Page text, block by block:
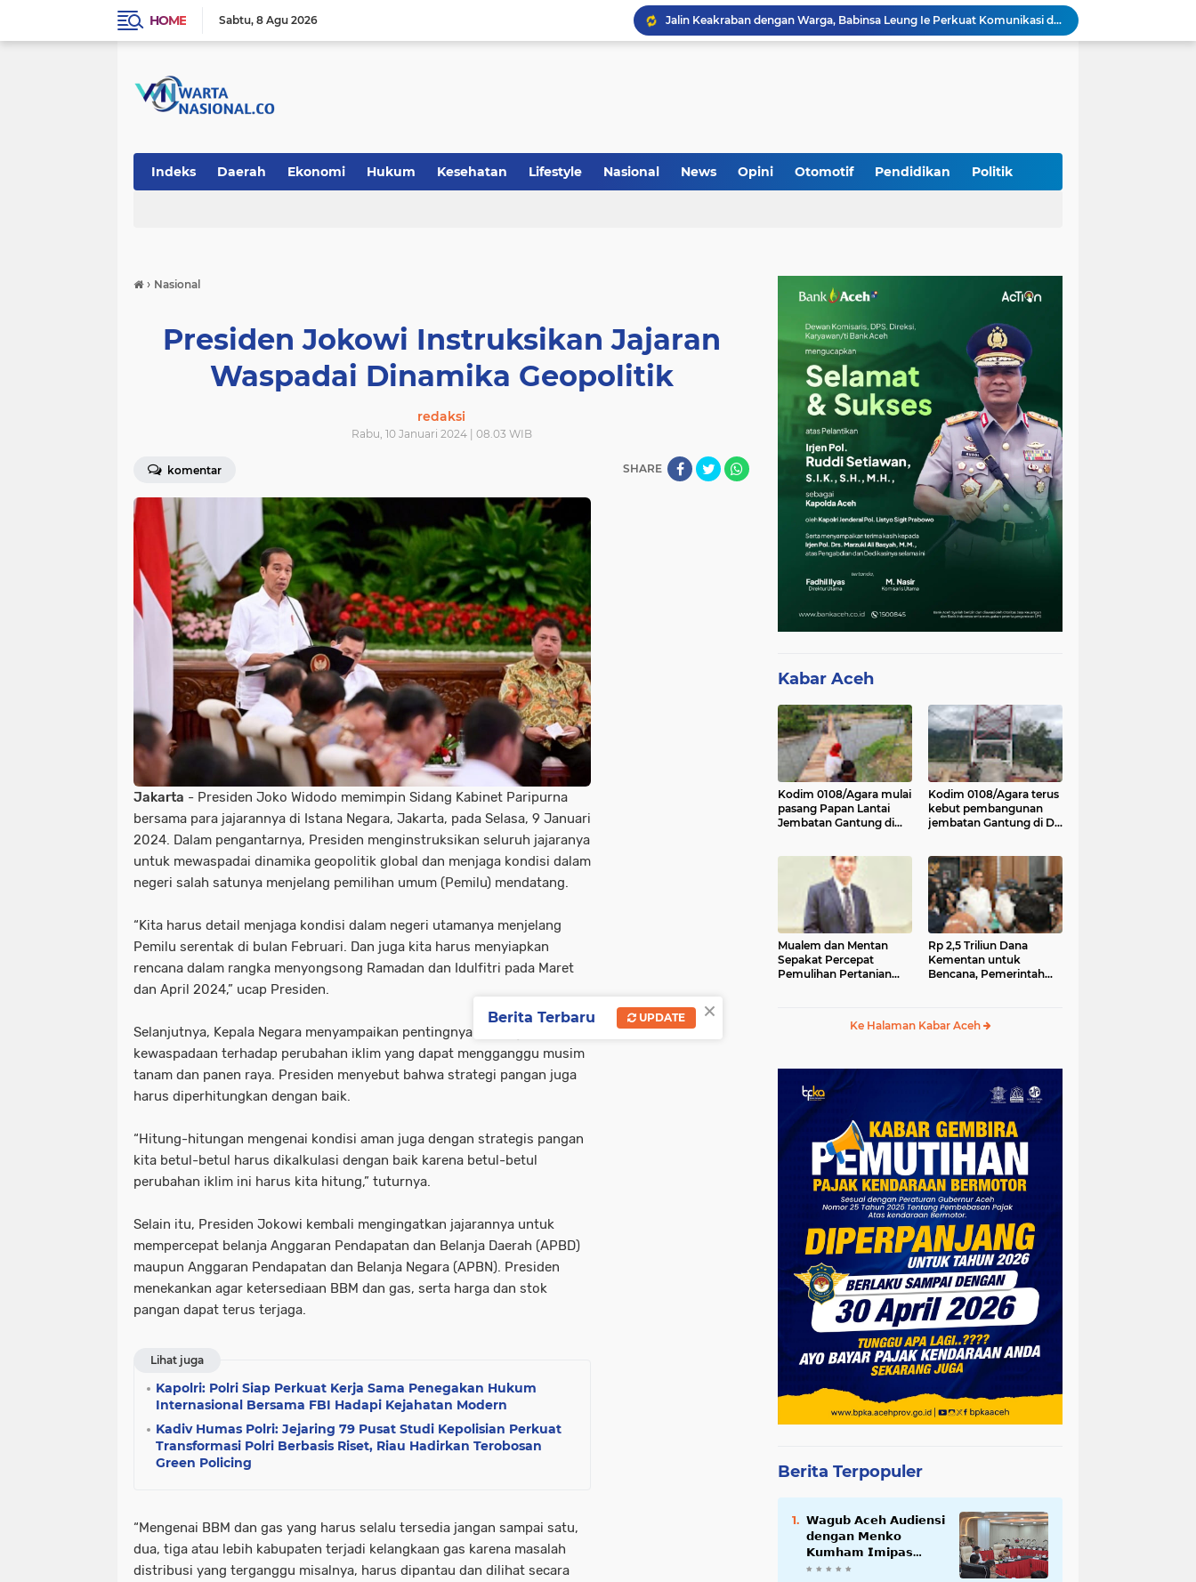
HOME Sabtu 8 Agu 2026
Hadiri Persami di Buengcala, Danramil Kuta Baro Dorong Semangat Kebersamaan Generasi Muda
Rumah Warga Diterpa Angin Kencang, Babinsa Meunasah Lhok Dampingi Penyaluran Bantuan Masa Panik
Sambangi Pedagang Pinang, Babinsa Reuhat Tuha Pererat Silaturahmi dengan Warga
Indeks Daerah Ekonomi Hukum Kesehatan Lifestyle Nasional News Opini Otomotif Pendidikan Politik
› Nasional
Presiden Jokowi Instruksikan Jajaran
Waspadai Dinamika Geopolitik
redaksi
Rabu, 10 Januari 2024 | 08.03 WIB
komentar SHARE
Jakarta - Presiden Joko Widodo memimpin Sidang Kabinet Paripurna
bersama para jajarannya di Istana Negara, Jakarta, pada Selasa, 9 Januari
2024. Dalam pengantarnya, Presiden menginstruksikan seluruh jajaranya
untuk mewaspadai dinamika geopolitik global dan menjaga kondisi dalam
negeri salah satunya menjelang pemilihan umum (Pemilu) mendatang.
“Kita harus detail menjaga kondisi dalam negeri utamanya menjelang
Pemilu serentak di bulan Februari. Dan juga kita harus menyiapkan
rencana dalam rangka menyongsong Ramadan dan Idulfitri pada Maret
dan April 2024,” ucap Presiden.
Selanjutnya, Kepala Negara menyampaikan pentingnya meningkatkan
kewaspadaan terhadap perubahan iklim yang dapat mengganggu musim
tanam dan panen raya. Presiden menyebut bahwa strategi pangan juga
harus diperhitungkan dengan baik.
“Hitung-hitungan mengenai kondisi aman juga dengan strategis pangan
kita betul-betul harus dikalkulasi dengan baik karena betul-betul
perubahan iklim ini harus kita hitung,” tuturnya.
Selain itu, Presiden Jokowi kembali mengingatkan jajarannya untuk
mempercepat belanja Anggaran Pendapatan dan Belanja Daerah (APBD)
maupun Anggaran Pendapatan dan Belanja Negara (APBN). Presiden
menekankan agar ketersediaan BBM dan gas, serta harga dan stok
pangan dapat terus terjaga.
Lihat juga
Kapolri: Polri Siap Perkuat Kerja Sama Penegakan Hukum
Internasional Bersama FBI Hadapi Kejahatan Modern
Kadiv Humas Polri: Jejaring 79 Pusat Studi Kepolisian Perkuat
Transformasi Polri Berbasis Riset, Riau Hadirkan Terobosan
Green Policing
“Mengenai BBM dan gas yang harus selalu tersedia jangan sampai satu,
dua, tiga atau lebih kabupaten terjadi kelangkaan gas karena masalah
distribusi yang terganggu misalnya, harus dipantau dan dilihat secara
Kabar Aceh
Kodim 0108/Agara mulai
pasang Papan Lantai
Jembatan Gantung di
Kodim 0108/Agara terus
kebut pembangunan
jembatan Gantung di Ds.
Mualem dan Mentan
Sepakat Percepat
Pemulihan Pertanian
Rp 2,5 Triliun Dana
Kementan untuk
Bencana, Pemerintah
Ke Halaman Kabar Aceh
Berita Terpopuler
𝗪𝗮𝗴𝘂𝗯 𝗔𝗰𝗲𝗵 𝗔𝘂𝗱𝗶𝗲𝗻𝘀𝗶
𝗱𝗲𝗻𝗴𝗮𝗻 𝗠𝗲𝗻𝗸𝗼
𝗞𝘂𝗺𝗵𝗮𝗺 𝗜𝗺𝗶𝗽𝗮𝘀
𝗧𝗲𝗿𝗸𝗮𝗶𝘁 𝗦𝘁𝗮𝘁𝘂𝘀 𝗪𝗮𝗸𝗮𝗳
×
Berita Terbaru UPDATE